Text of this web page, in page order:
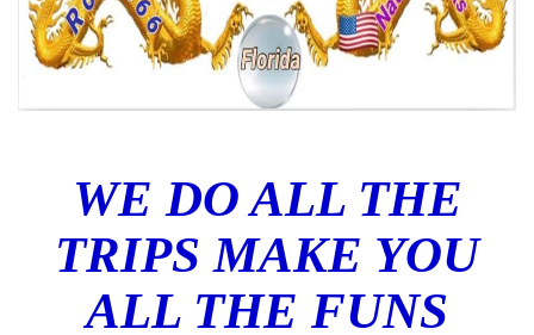
WE DO ALL THE
TRIPS MAKE YOU
ALL THE FUNS